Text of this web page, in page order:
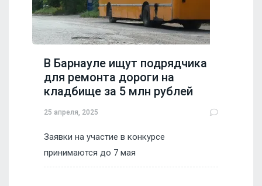
В Барнауле ищут подрядчика
для ремонта дороги на
кладбище за 5 млн рублей
25 апреля, 2025
Заявки на участие в конкурсе
принимаются до 7 мая